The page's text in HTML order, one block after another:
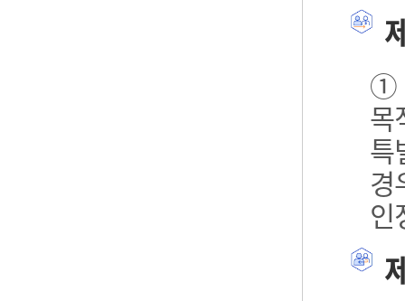
①
목
특
경
인